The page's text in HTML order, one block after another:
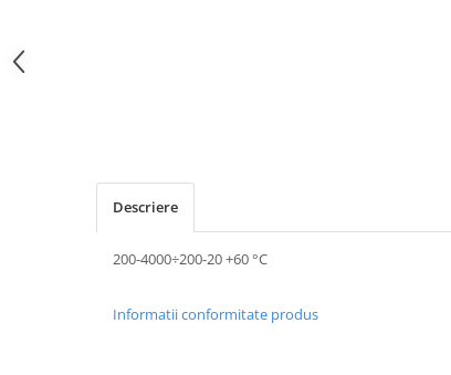
Descriere
200-4000÷200-20 +60 °C
Informatii conformitate produs